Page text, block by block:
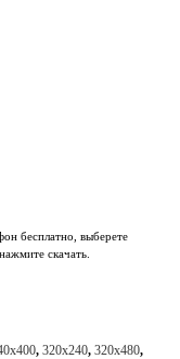
бесплатно, выберете
скачать.
, 320x240, 320x480,